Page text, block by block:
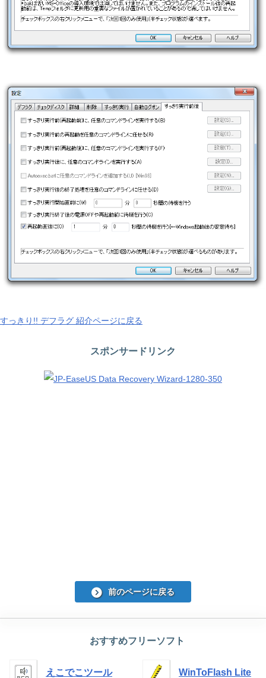
すっきり!! デフラグ 紹介ページに戻る
スポンサードリンク
前のページに戻る
おすすめフリーソフト
えこでこツール WinToFlash Lite